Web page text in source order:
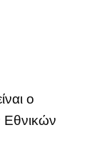
ο
Εθνικών